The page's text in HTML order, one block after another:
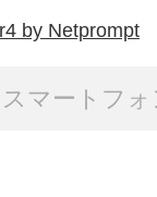
by Netprompt
スマートフ